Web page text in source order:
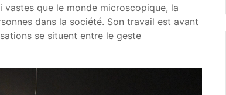
que le monde microscopique, la
dans la société. Son travail est avant
se situent entre le geste